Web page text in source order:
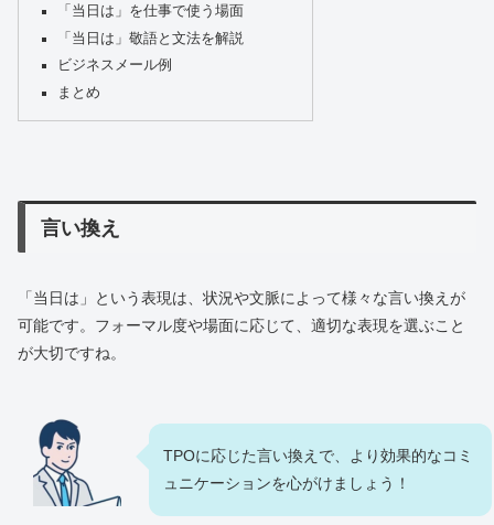
「当日は」を仕事で使う場面
「当日は」敬語と文法を解説
ビジネスメール例
まとめ
言い換え
「当日は」という表現は、状況や文脈によって様々な言い換えが
可能です。フォーマル度や場面に応じて、適切な表現を選ぶこと
が大切ですね。
TPOに応じた言い換えで、より効果的なコミ
ュニケーションを心がけましょう！